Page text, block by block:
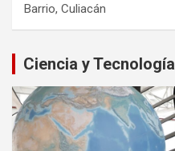
Barrio, Culiacán
Ciencia y Tecnología